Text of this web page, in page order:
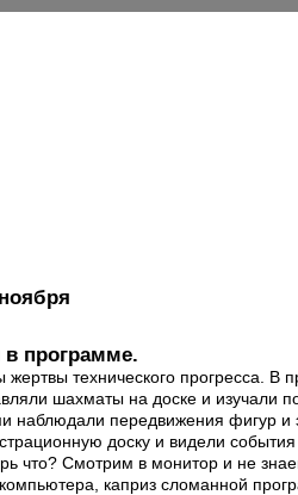
программе.
жертвы технического прогресса. В
шахматы на доске и изучали
наблюдали передвижения фигур
доску и видели
что? Смотрим в монитор и не
каприз сломанной